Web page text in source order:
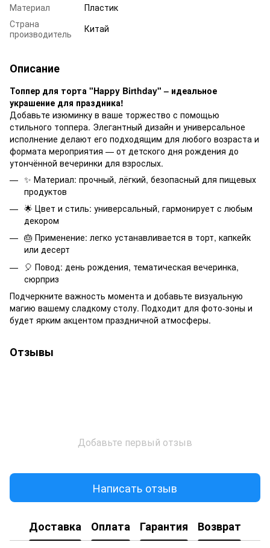
Материал
Пластик
Страна
производитель
Китай
Описание
Топпер для торта "Happy Birthday" – идеальное
украшение для праздника!
Добавьте изюминку в ваше торжество с помощью
стильного топпера. Элегантный дизайн и универсальное
исполнение делают его подходящим для любого возраста и
формата мероприятия — от детского дня рождения до
утончённой вечеринки для взрослых.
✨ Материал: прочный, лёгкий, безопасный для пищевых
продуктов
🌟 Цвет и стиль: универсальный, гармонирует с любым
декором
🎂 Применение: легко устанавливается в торт, капкейк
или десерт
🎈 Повод: день рождения, тематическая вечеринка,
сюрприз
Подчеркните важность момента и добавьте визуальную
магию вашему сладкому столу. Подходит для фото-зоны и
будет ярким акцентом праздничной атмосферы.
Отзывы
Добавьте первый отзыв
Написать отзыв
Доставка Оплата Гарантия Возврат